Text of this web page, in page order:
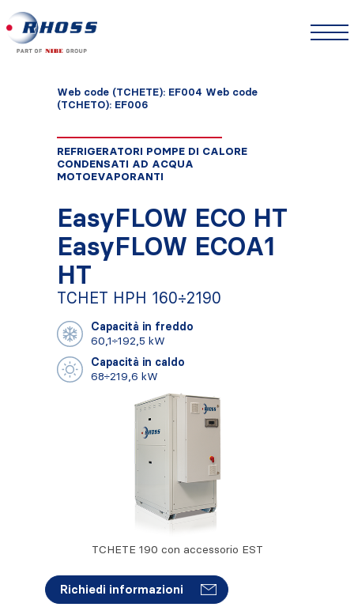
Web code (TCHETE): EF004 Web code
(TCHETO): EF006
REFRIGERATORI POMPE DI CALORE
CONDENSATI AD ACQUA
MOTOEVAPORANTI
EasyFLOW ECO HT
EasyFLOW ECOA1
HT
TCHET HPH 160÷2190
Capacità in freddo
60,1÷192,5 kW
Capacità in caldo
68÷219,6 kW
TCHETE 190 con accessorio EST
Richiedi informazioni